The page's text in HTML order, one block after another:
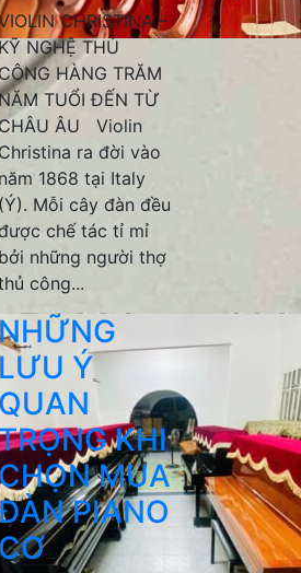
CHRISTINA –
KỸ NGHỆ THỦ
CÔNG HÀNG TRĂM
TUỔI ĐẾN TỪ
ÂU Violin
Christina ra đời vào
năm 1868 tại Italy
(Ý). Mỗi cây đàn đều
chế tác tỉ mỉ
bởi những người thợ
công...
LƯU Ý
QUAN
KHI
MUA
PIANO
CƠ